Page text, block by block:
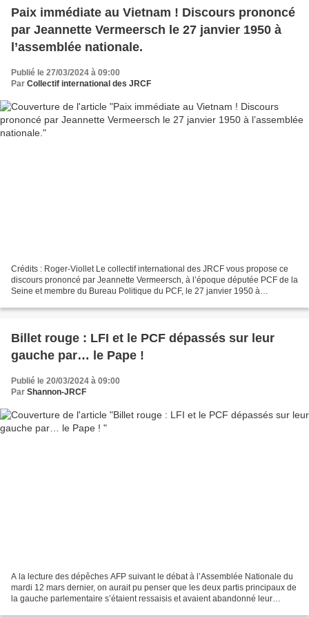
Paix immédiate au Vietnam ! Discours prononcé
par Jeannette Vermeersch le 27 janvier 1950 à
l’assemblée nationale.
Publié le 27/03/2024 à 09:00
Par Collectif international des JRCF
Crédits : Roger-Viollet Le collectif international des JRCF vous propose ce
discours prononcé par Jeannette Vermeersch, à l’époque députée PCF de la
Seine et membre du Bureau Politique du PCF, le 27 janvier 1950 à
Billet rouge : LFI et le PCF dépassés sur leur
gauche par… le Pape !
Publié le 20/03/2024 à 09:00
Par Shannon-JRCF
A la lecture des dépêches AFP suivant le débat à l’Assemblée Nationale du
mardi 12 mars dernier, on aurait pu penser que les deux partis principaux de
la gauche parlementaire s’étaient ressaisis et avaient abandonné leur